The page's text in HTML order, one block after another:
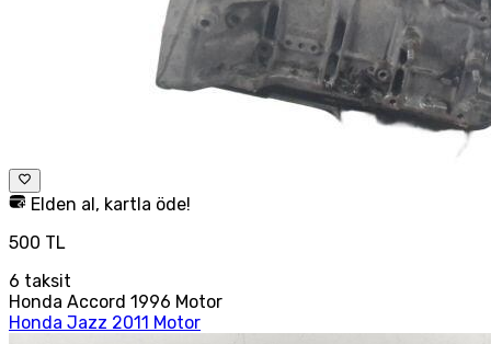
Elden al, kartla öde!
500 TL
6 taksit
Honda Accord 1996 Motor
Honda Jazz 2011 Motor